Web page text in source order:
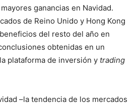
ganancias en Navidad.
de Reino Unido y Hong Kong
del resto del año en
obtenidas en un
plataforma de inversión y trading
–la tendencia de los mercados